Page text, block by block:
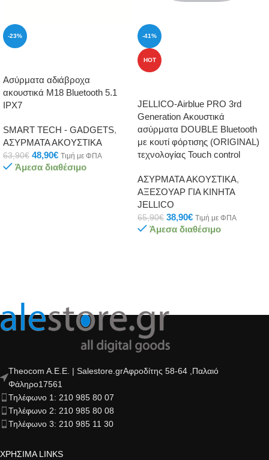
-23%
Ασύρματα αδιάβροχα
ακουστικά M18 Bluetooth 5.1
IPX7
SMART TECH - GADGETS,
ΑΣΥΡΜΑΤΑ ΑΚΟΥΣΤΙΚΑ
63,90€ 48,90€ Τιμή με ΦΠΑ
Άμεσα διαθέσιμο
-41%
HOT
JELLICO-Airblue PRO 3rd
Generation Ακουστικά
ασύρματα DOUBLE Bluetooth
με κουτί φόρτισης (ORIGINAL)
τεχνολογίας Touch control
ΑΣΥΡΜΑΤΑ ΑΚΟΥΣΤΙΚΑ,
ΑΞΕΣΟΥΑΡ ΓΙΑ ΚΙΝΗΤΑ
JELLICO
65,90€ 38,90€ Τιμή με ΦΠΑ
Άμεσα διαθέσιμο
Theocom A.E.E. | Salestore.grΑφροδίτης 58-64 ,Παλαιό
Φάληρο17561
Τηλέφωνο 1: 210 985 80 07
Τηλέφωνο 2: 210 985 80 08
Τηλέφωνο 3: 210 985 11 30
ΧΡΗΣΙΜΑ LINKS